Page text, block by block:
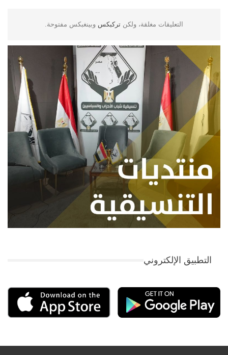
التعليقات مغلقة، ولكن تركبكس وبينغبكس مفتوحة.
التطبيق الإلكتروني